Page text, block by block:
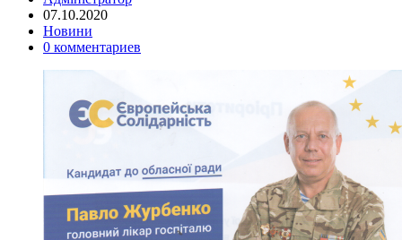
07.10.2020
Новини
0 комментариев